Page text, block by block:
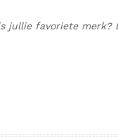
jullie favoriete merk?